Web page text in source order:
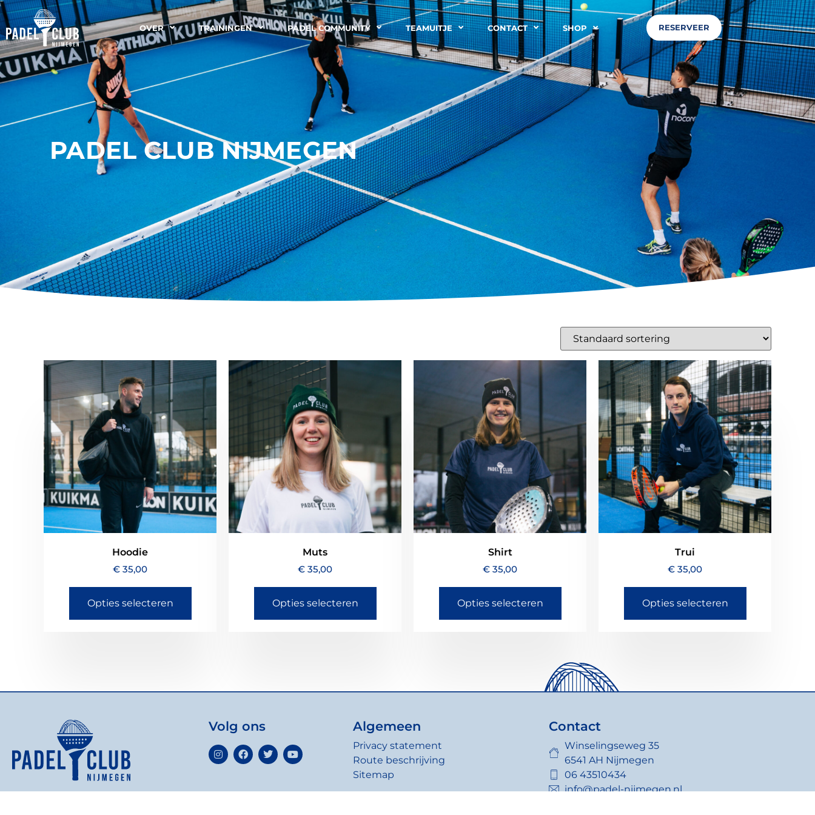
OVER TRAININGEN PADEL COMMUNITY TEAMUITJE CONTACT SHOP RESERVEER
PADEL CLUB NIJMEGEN
Hoodie
€ 35,00
Opties selecteren
Muts
€ 35,00
Opties selecteren
Shirt
€ 35,00
Opties selecteren
Trui
€ 35,00
Opties selecteren
Volg ons Algemeen
Privacy statement
Route beschrijving
Sitemap
Contact
Winselingseweg 35
6541 AH Nijmegen
06 43510434
info@padel-nijmegen.nl